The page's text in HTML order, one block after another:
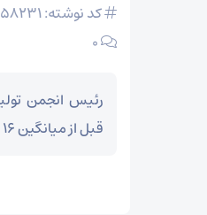
کد نوشته: 158231
۰
رئیس انجمن
قبل از میانگین ۱۶ هزارتن به ۹ هزارتن کاهش یافته است.